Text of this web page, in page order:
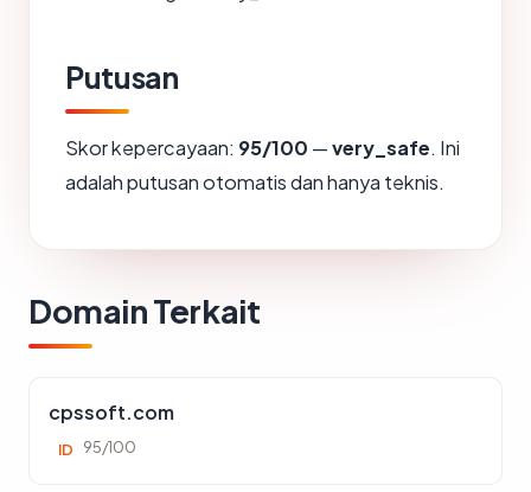
Putusan
Skor kepercayaan: 95/100 —very_safe. Ini
adalah putusan otomatis dan hanya teknis.
Domain Terkait
cpssoft.com
ID 95/100